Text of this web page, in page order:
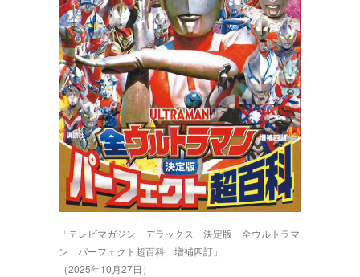
「テレビマガジン デラックス 決定版 全ウルトラマ
ン パーフェクト超百科 増補四訂」
（2025年10月27日）